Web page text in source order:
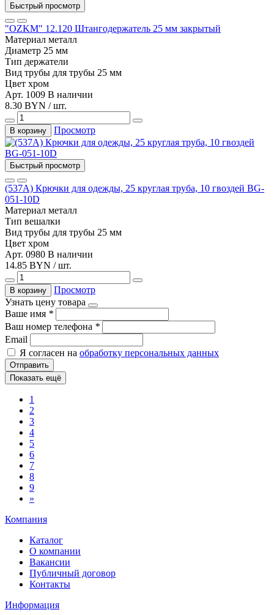
Быстрый просмотр
"OZKM" 12.120 Штангодержатель 25 мм закрытый
Материал металл
Диаметр 25 мм
Тип держатели
Вид трубы для трубы 25 мм
Цвет хром
Арт. 1009 В наличии
8.30 BYN / шт.
В корзину Просмотр
Быстрый просмотр
(537A) Крючки для одежды, 25 круглая труба, 10 гвоздей BG-
051-10D
Материал металл
Тип вешалки
Вид трубы для трубы 25 мм
Цвет хром
Арт. 0980 В наличии
14.85 BYN / шт.
В корзину
Просмотр
Узнать цену товара
Ваше имя *
Ваш номер телефона *
Email
Я согласен на обработку персональных данных
Отправить
Показать ещё
1
2
3
4
5
6
7
8
9
»
Компания
Каталог
О компании
Вакансии
Публичный договор
Контакты
Информация